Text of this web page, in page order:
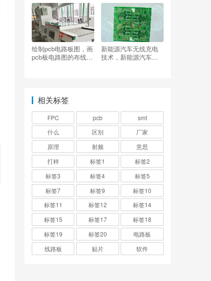
绘制pcb电路板图，画
pcb板电路图的布线需
新能源汽车无线充电
技术，新能源汽车无
相关标签
FPC pcb
smt
什么
区别
厂家
原理
射频
意思
打样
标签1
标签2
标签3
标签4
标签5
标签7
标签9
标签10
标签11
标签12
标签14
标签15
标签17
标签18
标签19
标签20
电路板
线路板
贴片 软件